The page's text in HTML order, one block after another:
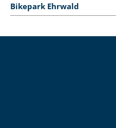
Bikepark Ehrwald